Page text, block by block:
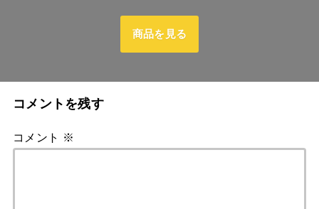
商品を見る
コメントを残す
コメント ※